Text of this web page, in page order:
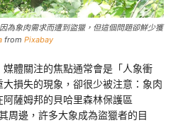
為象肉需求而遭到盜獵，但這個問題卻鮮少獲
from Pixabay
體關注的焦點通常會是「人象衝
損失的現象，卻很少被注意：象肉
薩姆邦的貝哈里森林保護區
周邊，許多大象成為盜獵者的目